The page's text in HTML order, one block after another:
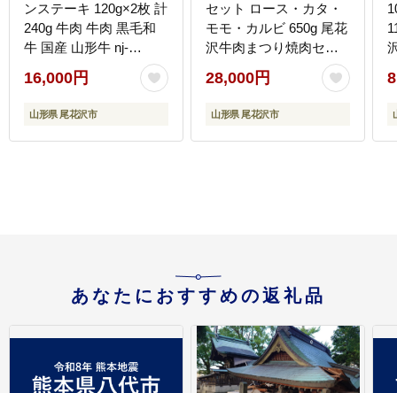
ンステーキ 120g×2枚 計
240g 牛肉 牛肉 黒毛和
牛 国産 山形牛 nj-
ogsxt120x2
16,000円
山形県 尾花沢市
セット ロース・カタ・
モモ・カルビ 650g 尾花
沢牛肉まつり焼肉セッ
ト 山形牛 国産牛 黒毛和
牛 雪降り和牛 肉 お肉
ブランド牛 焼肉 焼き肉
バーベキュー 送料無料
28,000円
山形県 尾花沢市
あなたにおすすめの返礼品